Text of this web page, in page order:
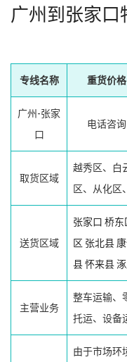
广州到张家口
专线名称 重货价格
广州-张家
口
电话咨询
取货区域
越秀区、白
区、从化区
送货区域
张家口 桥东
区 张北县
县怀来县
主营业务
整车运输、
托运、设备
由于市场环